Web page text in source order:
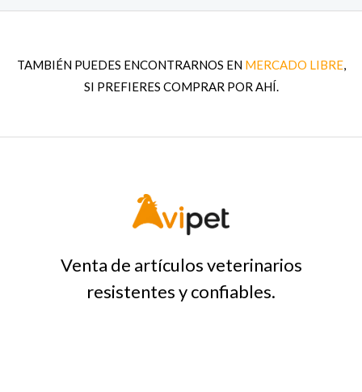
TAMBIÉN PUEDES ENCONTRARNOS EN MERCADO LIBRE,
SI PREFIERES COMPRAR POR AHÍ.
Venta de artículos veterinarios
resistentes y confiables.